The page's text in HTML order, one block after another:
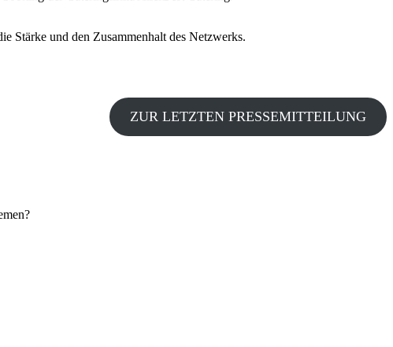
Stärke und den Zusammenhalt des Netzwerks.
ZUR LETZTEN PRESSEMITTEILUNG